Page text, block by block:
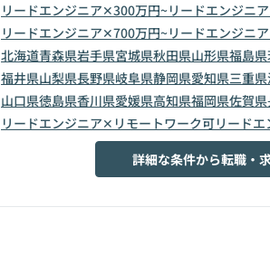
リードエンジニア✕300万円~リードエンジニ
リードエンジニア✕700万円~リードエンジニ
北海道青森県岩手県宮城県秋田県山形県福島県
福井県山梨県長野県岐阜県静岡県愛知県三重県
山口県徳島県香川県愛媛県高知県福岡県佐賀県
リードエンジニア✕リモートワーク可リード
詳細な条件から転職・